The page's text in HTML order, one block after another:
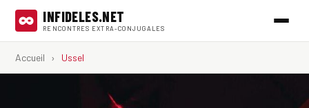
INFIDELES.NET
RENCONTRES EXTRA-CONJUGALES
Accueil › Ussel